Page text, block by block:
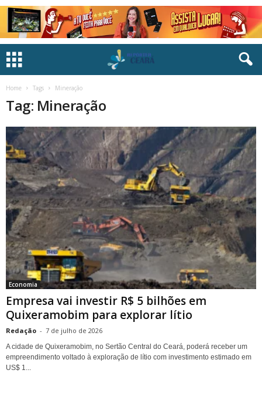
Home Tags Mineração
Tag: Mineração
Economia
Empresa vai investir R$ 5 bilhões em
Quixeramobim para explorar lítio
Redação - 7 de julho de 2026
A cidade de Quixeramobim, no Sertão Central do Ceará, poderá receber um
empreendimento voltado à exploração de lítio com investimento estimado em
US$ 1...